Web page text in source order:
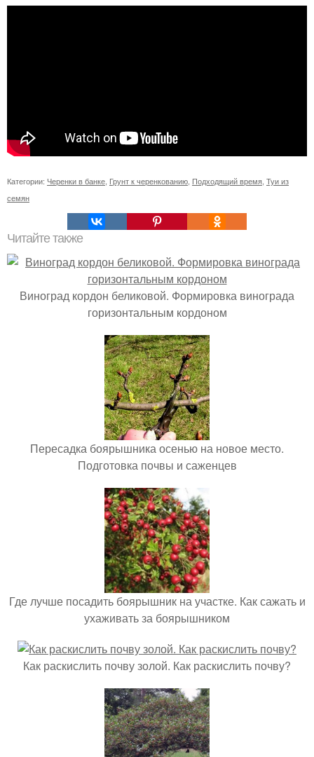
Категории: Черенки в банке Грунт к черенкованию Подходящий время Туи из
семян
Читайте также
Виноград кордон беликовой. Формировка винограда
горизонтальным кордоном
Пересадка боярышника осенью на новое место.
Подготовка почвы и саженцев
Где лучше посадить боярышник на участке. Как сажать и
ухаживать за боярышником
Как раскислить почву золой. Как раскислить почву?